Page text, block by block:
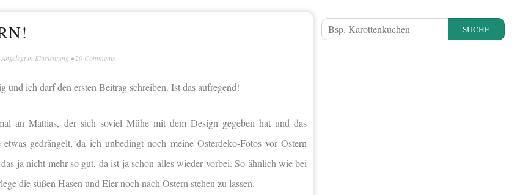
Abgelegt in Einrichtung •20 Comments
und ich darf den ersten Beitrag schreiben. Ist das aufregend!
an Mattias, der sich soviel Mühe mit dem Design gegeben hat und das
gedrängelt, da ich unbedingt noch meine Osterdeko-Fotos vor Ostern
ja nicht mehr so gut, da ist ja schon alles wieder vorbei. So ähnlich wie bei
die süßen Hasen und Eier noch nach Ostern stehen zu lassen.
SUCHE